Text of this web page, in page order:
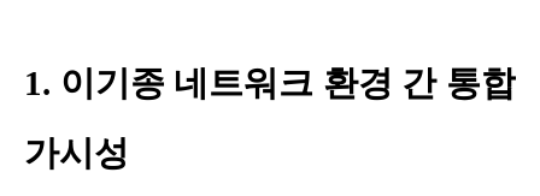
1. 이기종 네트워크 환경 간 통합
가시성